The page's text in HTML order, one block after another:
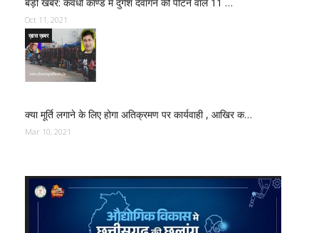
Oct 11, 2021
क्या मूर्ति लगाने के लिए होगा अतिक्रमण पर कार्यवाही , आखिर क…
ख़ास ख़बर
Mar 10, 2021